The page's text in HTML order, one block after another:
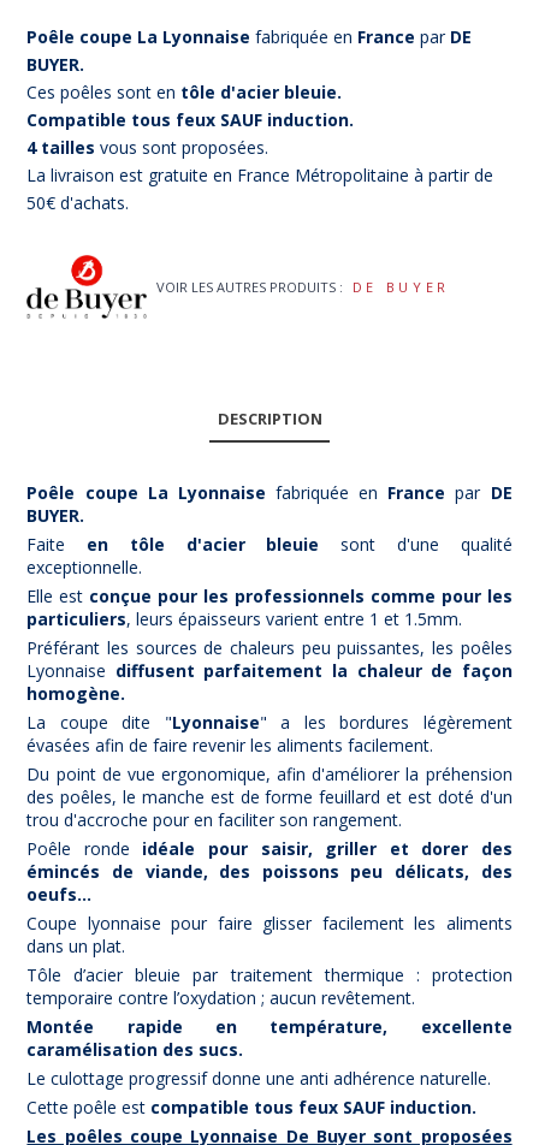
Poêle coupe La Lyonnaise fabriquée en FranceparDE
BUYER.
Ces poêles sont en tôle d'acier bleuie.
Compatible tous feux SAUF induction.
4 tailles vous sont proposées.
La livraison est gratuite en France Métropolitaine à partir de
50€ d'achats.
VOIR LES AUTRES PRODUITS : DE BUYER
DESCRIPTION
Poêle coupe La Lyonnaise fabriquée en FranceparDE
BUYER.
Faite en tôle d'acier bleuie sont d'une qualité
exceptionnelle.
Elle est conçue pour les professionnels comme pour les
particuliers, leurs épaisseurs varient entre 1 et 1.5mm.
Préférant les sources de chaleurs peu puissantes, les poêles
Lyonnaise diffusent parfaitement la chaleur de façon
homogène.
La coupe dite "Lyonnaise" a les bordures légèrement
évasées afin de faire revenir les aliments facilement.
Du point de vue ergonomique, afin d'améliorer la préhension
des poêles, le manche est de forme feuillard et est doté d'un
trou d'accroche pour en faciliter son rangement.
Poêle ronde idéale pour saisir, griller et dorer des
émincés de viande, des poissons peu délicats, des
oeufs...
Coupe lyonnaise pour faire glisser facilement les aliments
dans un plat.
Tôle d’acier bleuie par traitement thermique : protection
temporaire contre l’oxydation ; aucun revêtement.
Montée rapide en température, excellente
caramélisation des sucs.
Le culottage progressif donne une anti adhérence naturelle.
Cette poêle est compatible tous feux SAUF induction.
Les poêles coupe Lyonnaise De Buyer sont proposées